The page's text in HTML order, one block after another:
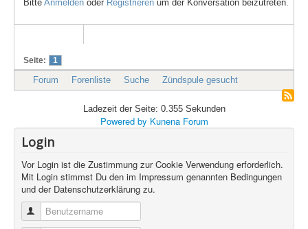
Bitte Anmelden oder Registrieren um der Konversation beizutreten.
Seite: 1
Forum Forenliste Suche Zündspule gesucht
Ladezeit der Seite: 0.355 Sekunden
Powered by Kunena Forum
Login
Vor Login ist die Zustimmung zur Cookie Verwendung erforderlich.
Mit Login stimmst Du den im Impressum genannten Bedingungen
und der Datenschutzerklärung zu.
Benutzername